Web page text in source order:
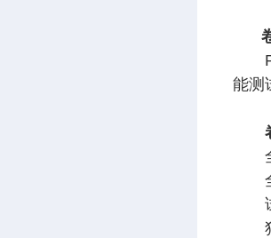
能测
全
全
试
独